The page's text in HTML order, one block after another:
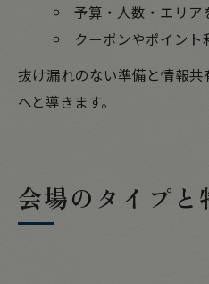
予算・人数・エリア
クーポンやポイン
抜け漏れのない準備と情報
へと導きます。
会場のタイプと